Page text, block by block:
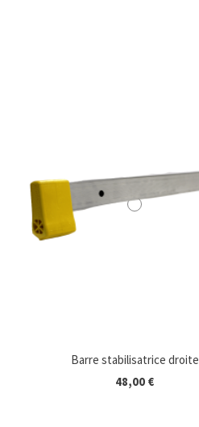
Barre stabilisatrice droite
48,00 €